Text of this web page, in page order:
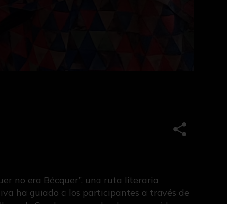
Compartir
no era Bécquer”, una ruta literaria
ha guiado a los participantes a través de